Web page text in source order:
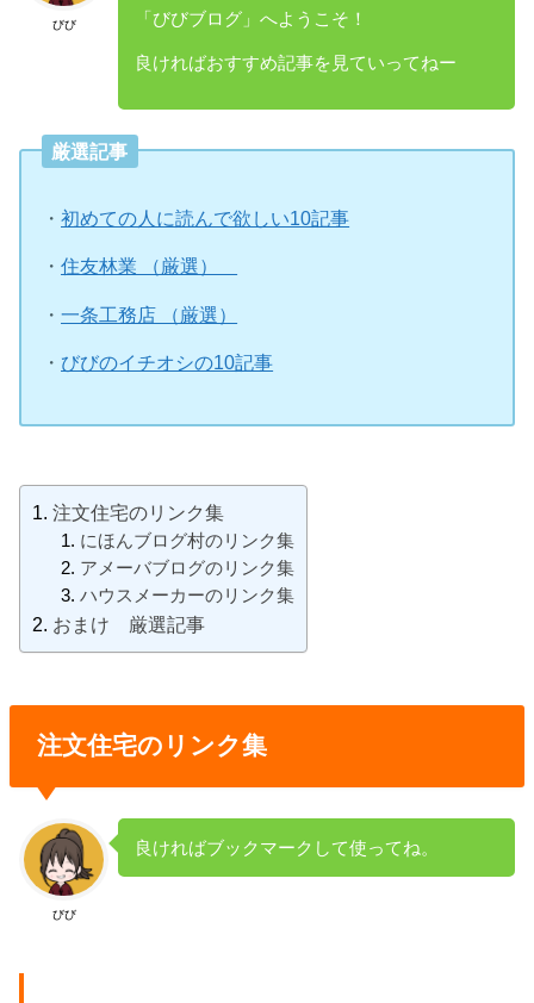
びび 「びびブログ」へようこそ！
良ければおすすめ記事を見ていってねー
厳選記事
・初めての人に読んで欲しい10記事
・住友林業 （厳選）
・一条工務店 （厳選）
・ びびのイチオシの10記事
注文住宅のリンク集
にほんブログ村のリンク集
アメーバブログのリンク集
ハウスメーカーのリンク集
おまけ 厳選記事
注文住宅のリンク集
びび
良ければブックマークして使ってね。